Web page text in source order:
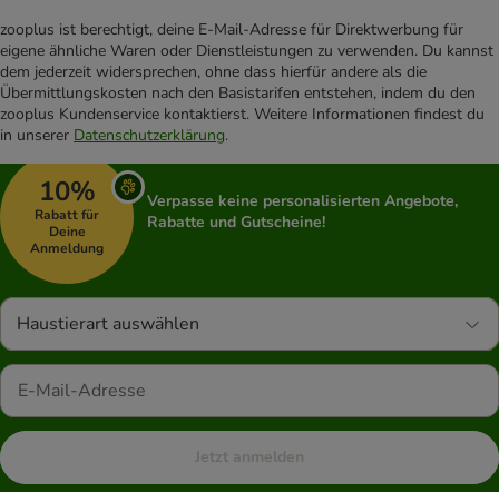
zooplus ist berechtigt, deine E-Mail-Adresse für Direktwerbung für
eigene ähnliche Waren oder Dienstleistungen zu verwenden. Du kannst
dem jederzeit widersprechen, ohne dass hierfür andere als die
Übermittlungskosten nach den Basistarifen entstehen, indem du den
zooplus Kundenservice kontaktierst. Weitere Informationen findest du
in unserer Datenschutzerklärung.
10%
Rabatt für
Deine
Anmeldung
Verpasse keine personalisierten Angebote,
Rabatte und Gutscheine!
Haustierart auswählen
Jetzt anmelden